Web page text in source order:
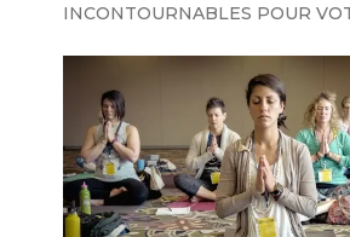
INCONTOURNABLES POUR